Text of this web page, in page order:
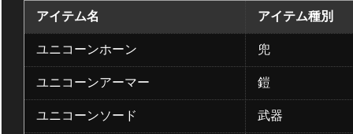
アイテム名 アイテム種別
ユニコーンホーン 兜
ユニコーンアーマー 鎧
ユニコーンソード 武器